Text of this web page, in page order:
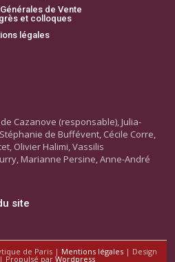
de Vente
et colloques
légales
Cazanove (responsable), Julia-
de Buffévent, Cécile Corre,
Olivier Halimi, Vassilis
Marianne Persine, Anne-André
site
de Paris | Mentions légales| Design
Propulsé par Wordpress